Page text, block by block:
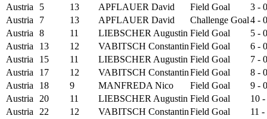
Austria
5 13 APFLAUER David Field Goal
3 - 0
Austria
7 13 APFLAUER David Challenge Goal4 - 0
Austria
8 11 LIEBSCHER Augustin Field Goal
5 - 0
Austria
13 12 VABITSCH ConstantinField Goal
6 - 0
Austria
15 11 LIEBSCHER Augustin Field Goal
7 - 0
Austria
17 12 VABITSCH ConstantinField Goal
8 - 0
Austria
18 9 MANFREDA Nico Field Goal
9 - 0
Austria
20 11 LIEBSCHER Augustin Field Goal
10 -
Austria
22 12 VABITSCH ConstantinField Goal
11 -